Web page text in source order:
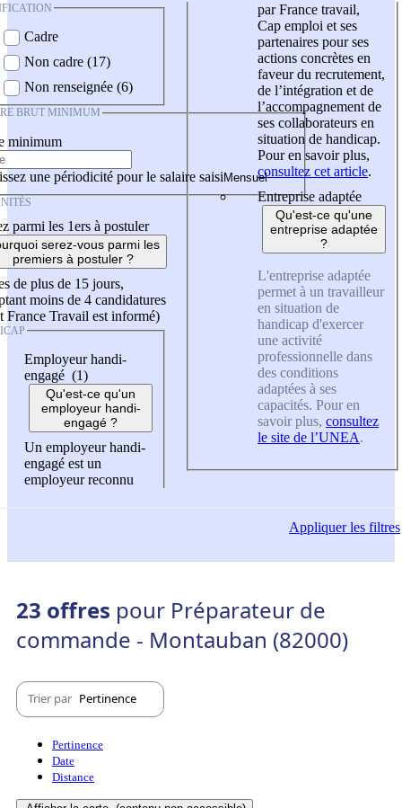
Cadre
Non cadre (17)
Non renseignée (6)
BRUT MINIMUM
minimum
une périodicité pour le salaire saisi
parmi les 1ers à postuler
serez-vous parmi les
premiers à postuler ?
de plus de 15 jours,
moins de 4 candidatures
France Travail est informé)
Employeur handi-
engagé (1)
Qu'est-ce qu'un
employeur handi-
engagé ?
Un employeur handi-
engagé est un
employeur reconnu
par France travail,
Cap emploi et ses
partenaires pour ses
actions concrètes en
faveur du recrutement,
de l’intégration et de
l’accompagnement de
ses collaborateurs en
situation de handicap.
Pour en savoir plus,
consultez cet article.
Entreprise adaptée
Qu'est-ce qu'une
entreprise adaptée
?
L'entreprise adaptée
permet à un travailleur
en situation de
handicap d'exercer
une activité
professionnelle dans
des conditions
adaptées à ses
capacités. Pour en
savoir plus, consultez
le site de l’UNEA.
Appliquerles filtres
23 offres pour Préparateur de
commande - Montauban (82000)
Trier par Pertinence
Pertinence
Date
Distance